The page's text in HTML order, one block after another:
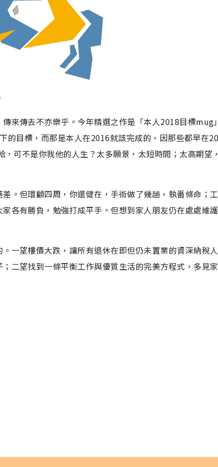
來傳去不亦樂乎。今年精選之作是「本人2018目標mug
目標，而那是本人在2016就該完成的，因那些都早在
可不是你我他的人生？太多願景，太短時間；太高期望
。但環顧四周，你還健在，手術做了幾趟，執番條命；
各有勝負，勉強打成平手。但想到家人朋友仍在處處維
一望樓價大跌，讓所有退休在即但仍未置業的資深納稅
二望找到一條平衡工作與優質生活的完美方程式，多見